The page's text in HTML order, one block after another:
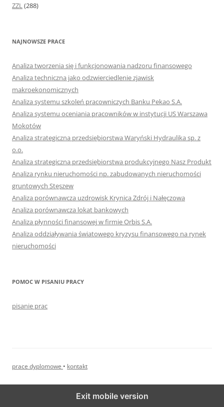
ZZL(288)
NAJNOWSZE PRACE
Analiza tworzenia się i funkcjonowania nadzoru finansowego
Analiza techniczna jako odzwierciedlenie zjawisk
makroekonomicznych
Analiza systemu szkoleń pracowniczych Banku Pekao S.A.
Analiza systemu oceniania pracowników w instytucji US Warszawa
Mokotów
Analiza strategiczna przedsiębiorstwa Waryński Hydraulika sp. z
o.o.
Analiza strategiczna przedsiębiorstwa produkcyjnego Nasz Produkt
Analiza rynku nieruchomości np. zabudowanych nieruchomości
gruntowych Stęszew
Analiza porównawcza uzdrowisk Krynica Zdrój i Nałęczowa
Analiza porównawcza lokat bankowych
Analiza płynności finansowej w firmie Orbis S.A.
Analiza oddziaływania światowego kryzysu finansowego na rynek
nieruchomości
POMOC W PISANIU PRACY
pisanie prac
prace dyplomowe • kontakt
Exit mobile version